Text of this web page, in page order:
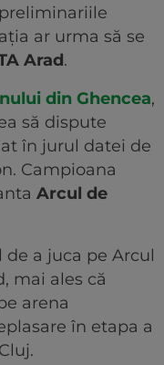
ar urma să se
Arad.
din Ghencea,
să dispute
în jurul datei de
Campioana
Arcul de
a juca pe Arcul
mai ales că
arena
în etapa a